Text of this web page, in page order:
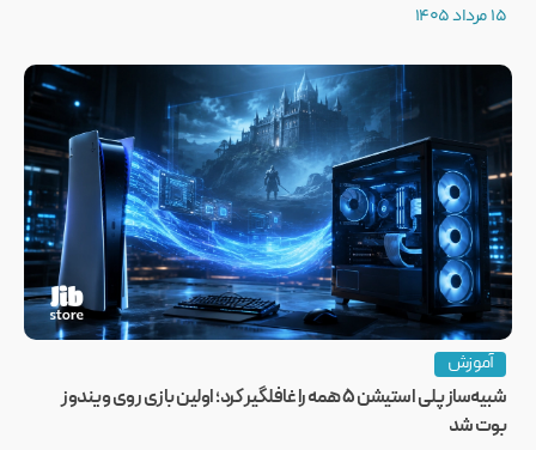
15 مرداد 1405
آموزش
شبیه‌ساز پلی استیشن ۵ همه را غافلگیر کرد؛ اولین بازی روی ویندوز
بوت شد